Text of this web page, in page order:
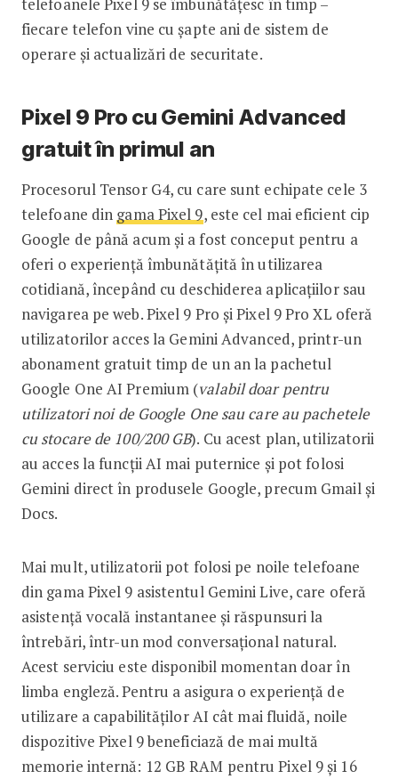
fiecare telefon vine cu șapte ani de sistem de
operare și actualizări de securitate.
Pixel 9 Pro cu Gemini Advanced
gratuit în primul an
Procesorul Tensor G4, cu care sunt echipate cele 3
telefoane din gama Pixel 9, este cel mai eficient cip
Google de până acum și a fost conceput pentru a
oferi o experiență îmbunătățită în utilizarea
cotidiană, începând cu deschiderea aplicațiilor sau
navigarea pe web. Pixel 9 Pro și Pixel 9 Pro XL oferă
utilizatorilor acces la Gemini Advanced, printr-un
abonament gratuit timp de un an la pachetul
Google One AI Premium (valabil doar pentru
utilizatori noi de Google One sau care au pachetele
cu stocare de 100/200 GB). Cu acest plan, utilizatorii
au acces la funcții AI mai puternice și pot folosi
Gemini direct în produsele Google, precum Gmail și
Docs.
Mai mult, utilizatorii pot folosi pe noile telefoane
din gama Pixel 9 asistentul Gemini Live, care oferă
asistență vocală instantanee și răspunsuri la
întrebări, într-un mod conversațional natural.
Acest serviciu este disponibil momentan doar în
limba engleză. Pentru a asigura o experiență de
utilizare a capabilităților AI cât mai fluidă, noile
dispozitive Pixel 9 beneficiază de mai multă
memorie internă: 12 GB RAM pentru Pixel 9 și 16